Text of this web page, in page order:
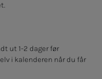
ut 1-2 dager før
i kalenderen når du får